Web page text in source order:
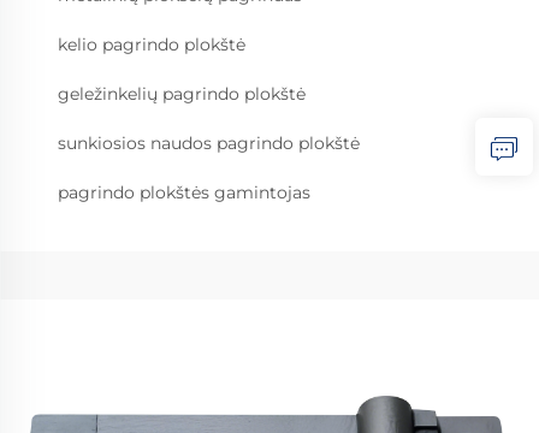
kelio pagrindo plokštė
geležinkelių pagrindo plokštė
sunkiosios naudos pagrindo plokštė
pagrindo plokštės gamintojas